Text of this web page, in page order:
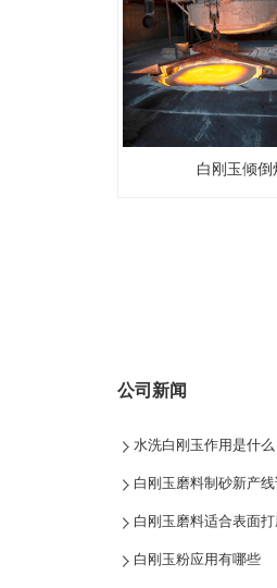
白刚玉倾倒
公司新闻
水洗白刚玉作用是什
白刚玉磨料制砂新产
白刚玉磨料适合表面
白刚玉粉应用有哪些